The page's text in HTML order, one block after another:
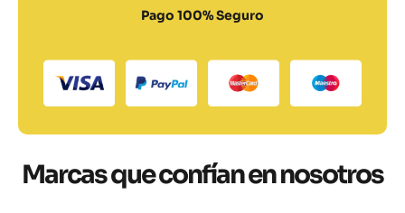
Pago 100% Seguro
Marcas que confían en nosotros